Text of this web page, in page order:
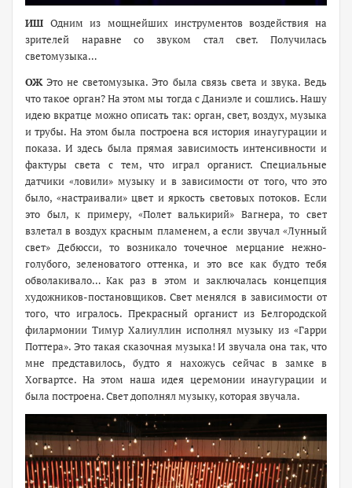
ИШОдним из мощнейших инструментов воздействия на
зрителей наравне со звуком стал свет. Получилась
светомузыка…
ОЖЭто не светомузыка. Это была связь света и звука. Ведь
что такое орган? На этом мы тогда с Даниэле и сошлись. Нашу
идею вкратце можно описать так: орган, свет, воздух, музыка
и трубы. На этом была построена вся история инаугурации и
показа. И здесь была прямая зависимость интенсивности и
фактуры света с тем, что играл органист. Специальные
датчики «ловили» музыку и в зависимости от того, что это
было, «настраивали» цвет и яркость световых потоков. Если
это был, к примеру, «Полет валькирий» Вагнера, то свет
взлетал в воздух красным пламенем, а если звучал «Лунный
свет» Дебюсси, то возникало точечное мерцание нежно-
голубого, зеленоватого оттенка, и это все как будто тебя
обволакивало… Как раз в этом и заключалась концепция
художников-постановщиков. Свет менялся в зависимости от
того, что игралось. Прекрасный органист из Белгородской
филармонии Тимур Халиуллин исполнял музыку из «Гарри
Поттера». Это такая сказочная музыка! И звучала она так, что
мне представилось, будто я нахожусь сейчас в замке в
Хогвартсе. На этом наша идея церемонии инаугурации и
была построена. Свет дополнял музыку, которая звучала.